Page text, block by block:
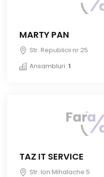
MARTY PAN
Str. Republicii nr 25
Ansambluri: 1
TAZ IT SERVICE
Str. Ion Mihalache 5